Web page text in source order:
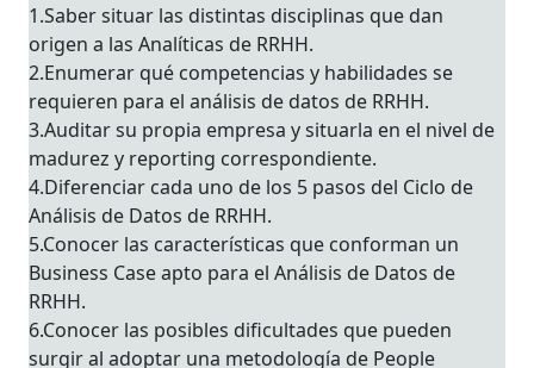
1.Saber situar las distintas disciplinas que dan
origen a las Analíticas de RRHH.
2.Enumerar qué competencias y habilidades se
requieren para el análisis de datos de RRHH.
3.Auditar su propia empresa y situarla en el nivel de
madurez y reporting correspondiente.
4.Diferenciar cada uno de los 5 pasos del Ciclo de
Análisis de Datos de RRHH.
5.Conocer las características que conforman un
Business Case apto para el Análisis de Datos de
RRHH.
6.Conocer las posibles dificultades que pueden
surgir al adoptar una metodología de People